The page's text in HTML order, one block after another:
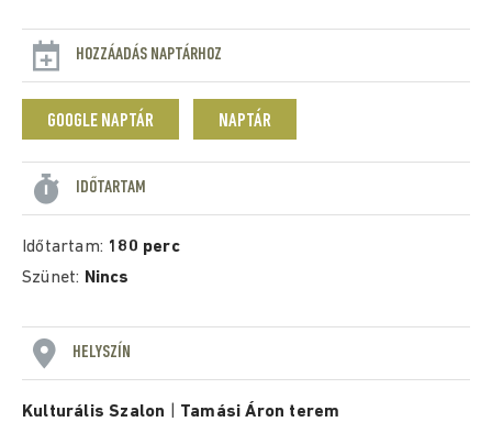
HOZZÁADÁS NAPTÁRHOZ
GOOGLE NAPTÁR NAPTÁR
IDŐTARTAM
Időtartam: 180 perc
Szünet: Nincs
HELYSZÍN
Kulturális Szalon Tamási Áron terem